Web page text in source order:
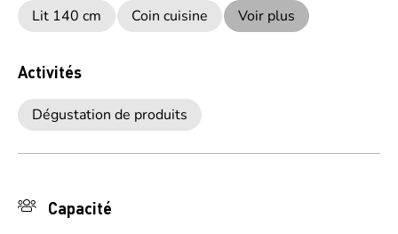
Lit 140 cm
Coin cuisine Voir plus
Activités
Dégustation de produits
Capacité